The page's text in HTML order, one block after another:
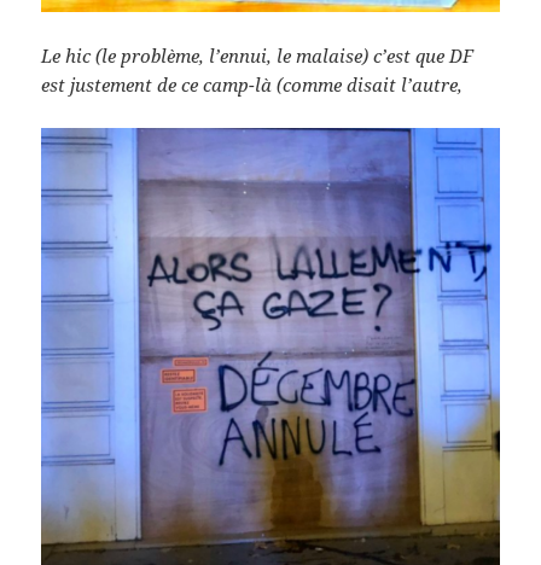
Le hic (le problème, l’ennui, le malaise) c’est que DF
est justement de ce camp-là (comme disait l’autre,